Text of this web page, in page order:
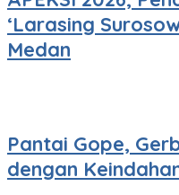
‘Larasing
Medan
Pantai Gope,
dengan